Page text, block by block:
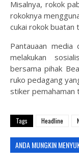
Misalnya, rokok
rokoknya
cukai rokok buatan
Pantauaan media
melakukan
bersama pihak
ruko pedagang
stiker pemahaman
Tags Headline
ANDA MUNGKIN